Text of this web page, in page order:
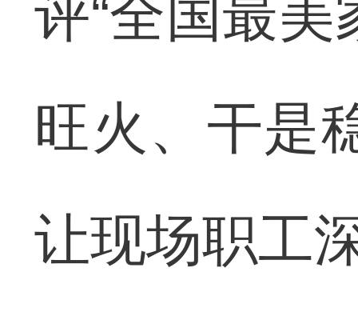
评“全国最美
旺火、干是
让现场职工